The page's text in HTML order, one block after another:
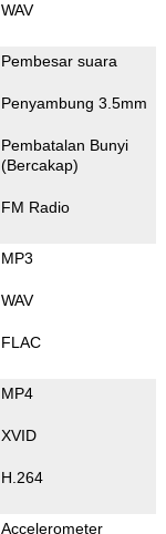
WAV
Pembesar suara
Penyambung 3.5mm
Pembatalan Bunyi
(Bercakap)
FM Radio
MP3
WAV
FLAC
MP4
XVID
H.264
Accelerometer